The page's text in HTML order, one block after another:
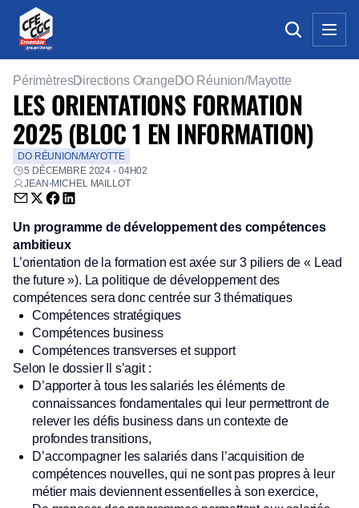
PérimètresDirections Orange DO Réunion/Mayotte
LES ORIENTATIONS FORMATION
2025 (BLOC 1 EN INFORMATION)
DO RÉUNION/MAYOTTE
5 DÉCEMBRE 2024 - 04H02
JEAN-MICHEL MAILLOT
Envoyer par email (nouvelle fenêtre)
Partager sur Twitter (nouvelle fenêtre)
Partager sur Facebook (nouvelle fenêtre)
Partager sur LinkedIn (nouvelle fenêtre)
Un programme de développement des compétences
ambitieux
L’orientation de la formation est axée sur 3 piliers de « Lead
the future »). La politique de développement des
compétences sera donc centrée sur 3 thématiques
Compétences stratégiques
Compétences business
Compétences transverses et support
Selon le dossier Il s’agit :
D’apporter à tous les salariés les éléments de
connaissances fondamentales qui leur permettront de
relever les défis business dans un contexte de
profondes transitions,
D’accompagner les salariés dans l’acquisition de
compétences nouvelles, qui ne sont pas propres à leur
métier mais deviennent essentielles à son exercice,